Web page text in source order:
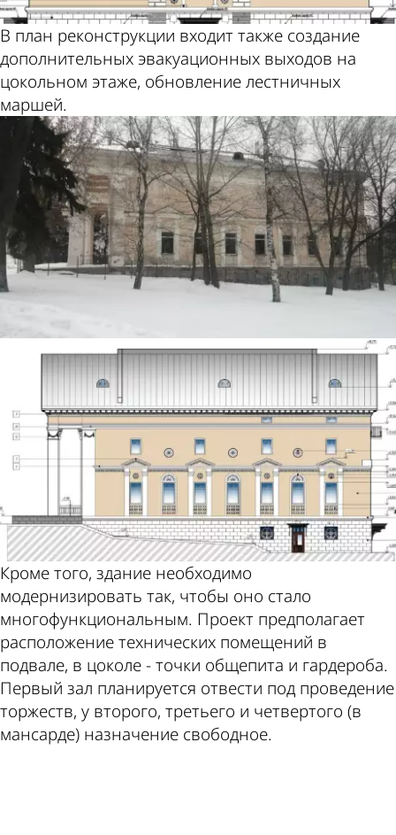
В план реконструкции входит также создание
дополнительных эвакуационных выходов на
цокольном этаже, обновление лестничных
маршей.
Кроме того, здание необходимо
модернизировать так, чтобы оно стало
многофункциональным. Проект предполагает
расположение технических помещений в
подвале, в цоколе - точки общепита и гардероба.
Первый зал планируется отвести под проведение
торжеств, у второго, третьего и четвертого (в
мансарде) назначение свободное.